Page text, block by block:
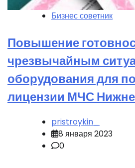
Бизнес советник
Повышение
чрезвычайным
оборудования для
лицензии МЧС
pristroykin_
8 января 2023
0